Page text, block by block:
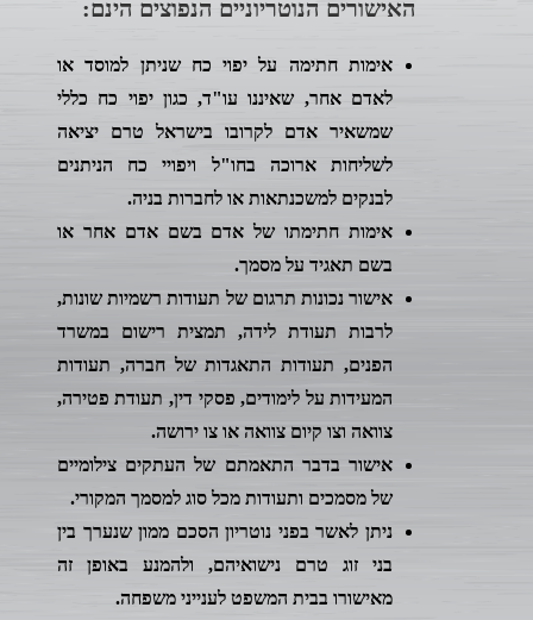
האישורים הנוטריוניים הנפוצים הינם:
אימות חתימה על יפוי כח שניתן למוסד או
לאדם אחר, שאיננו עו"ד, כגון יפוי כח כללי
שמשאיר אדם לקרובו בישראל טרם יציאה
לשליחות ארוכה בחו"ל ויפויי כח הניתנים
לבנקים למשכנתאות או לחברות בניה.
אימות חתימתו של אדם בשם אדם אחר או
בשם תאגיד על מסמך.
אישור נכונות תרגום של תעודות רשמיות שונות,
לרבות תעודת לידה, תמצית רישום במשרד
הפנים, תעודות התאגדות של חברה, תעודות
המעידות על לימודים, פסקי דין, תעודת פטירה,
צוואה וצו קיום צוואה או צו ירושה.
אישור בדבר התאמתם של העתקים צילומיים
של מסמכים ותעודות מכל סוג למסמך המקורי.
ניתן לאשר בפני נוטריון הסכם ממון שנערך בין
בני זוג טרם נישואיהם, ולהמנע באופן זה
מאישורו בבית המשפט לענייני משפחה.